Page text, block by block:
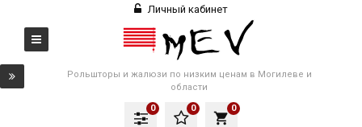
Личный кабинет
Рольшторы и жалюзи по низким ценам в Могилеве и
области
local_grocery_store
0
0
0